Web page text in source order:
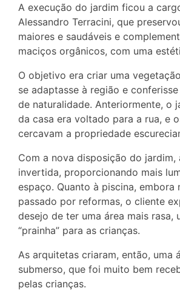
A execução do jardim ficou a
Alessandro Terracini, que
maiores e saudáveis e
maciços orgânicos, com uma
O objetivo era criar uma
se adaptasse à região e
de naturalidade. Anteriormente, o
da casa era voltado para a rua, e
cercavam a propriedade
Com a nova disposição do jardim,
invertida, proporcionando mais
espaço. Quanto à piscina, embora
passado por reformas, o cliente
desejo de ter uma área mais rasa,
“prainha” para as crianças.
As arquitetas criaram, então, uma
submerso, que foi muito bem
pelas crianças.